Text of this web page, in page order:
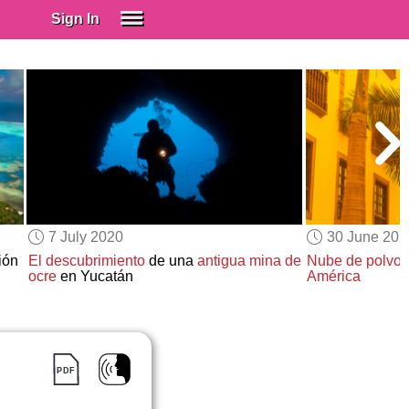
Sign In
Spanish (Latino)
SUBSCRIBE
EDUCATIONAL LICENSES
GIFT CARDS
OTHER LANGUAGES
7 July 2020
El descubrimientode una antigua mina de
ocreen Yucatán
30 June
Nube de polvo
América